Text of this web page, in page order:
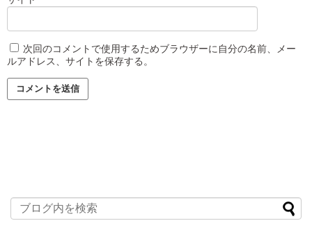
次回のコメントで使用するためブラウザーに自分の名前、メー
ルアドレス、サイトを保存する。